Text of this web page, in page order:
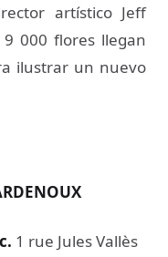
artístico Jeff
000 flores llegan
ilustrar un nuevo
. 1 rue Jules Vallès